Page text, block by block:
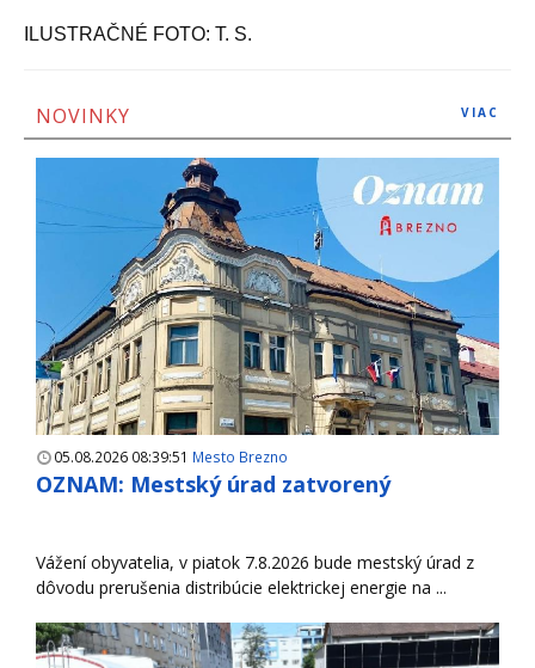
ILUSTRAČNÉ FOTO: T. S.
NOVINKY VIAC
05.08.2026 08:39:51 Mesto Brezno
OZNAM: Mestský úrad zatvorený
Vážení obyvatelia, v piatok 7.8.2026 bude mestský úrad z
dôvodu prerušenia distribúcie elektrickej energie na ...